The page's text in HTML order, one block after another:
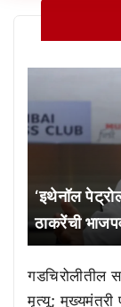
‘इथेनॉल
ठाकरेंची
गडचिरोलीतील
मृत्यू; मुख्यमंत्री